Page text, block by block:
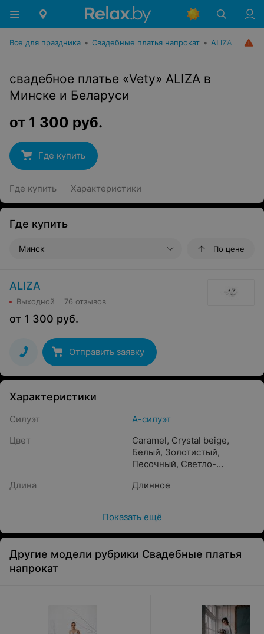
Все для праздника • Свадебные платья напрокат • ALIZA
свадебное платье «Vety» ALIZA в
Минске и Беларуси
от 1 300 руб.
Где купить
Где купить Характеристики
Где купить
Минск По цене
ALIZA
Выходной 76 отзывов
от 1 300 руб.
Отправить заявку
Характеристики
Силуэт
А-силуэт
Цвет
Caramel, Crystal beige,
Белый, Золотистый,
Песочный, Светло-
Жемчужный
Капучино
Прозрачный
Длина Длинное
Показать ещё
Другие модели рубрики Свадебные платья
напрокат